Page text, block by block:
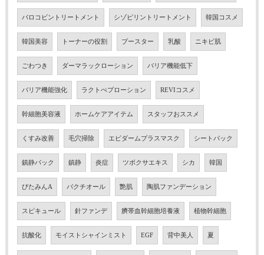
バロコビントリートメント シゾピリントリートメント 韓国コスメ
韓国美容 トーナーの役割 ブースター 乳酸 ニキビ肌
ごわつき ダーマラックローション バリア機能低下
バリア機能強化 ラクトぺプローション REVIコスメ
幹細胞美容液 ホームケアアイテム スタッフおススメ
くすみ改善 毛穴掃除 エピダームプラスマスク シートパック
鎮静パック 鎮静 炎症 ツボクサエキス シカ 韓国
びたみんA バクチオール 艶肌 陶肌ファンデーション
スピキュール 針ファンデ 臍帯血幹細胞培養液 植物幹細胞
抗酸化 モイストシャインミスト EGF 背中美人 夏